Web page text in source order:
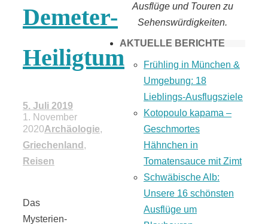
Demeter-
Heiligtum
5. Juli 2019
1. November
2020Archäologie,
Griechenland ,
Reisen
Das
Mysterien-
Ausflüge und Touren zu
Sehenswürdigkeiten.
AKTUELLE BERICHTE
Frühling in München &
Umgebung: 18
Lieblings-Ausflugsziele
Kotopoulo kapama –
Geschmortes
Hähnchen in
Tomatensauce mit Zimt
Schwäbische Alb:
Unsere 16 schönsten
Ausflüge um